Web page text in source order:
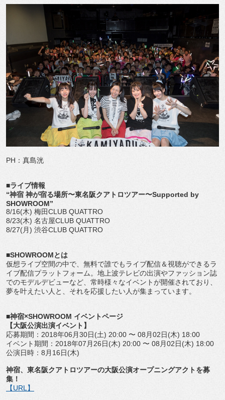
PH：真島洸
■ライブ情報
“神宿 神が宿る場所〜東名阪クアトロツアー〜Supported by
SHOWROOM”
8/16(木) 梅田CLUB QUATTRO
8/23(木) 名古屋CLUB QUATTRO
8/27(月) 渋谷CLUB QUATTRO
■SHOWROOMとは
仮想ライブ空間の中で、無料で誰でもライブ配信＆視聴ができるラ
イブ配信プラットフォーム。地上波テレビの出演やファッション誌
でのモデルデビューなど、常時様々なイベントが開催されており、
夢を叶えたい人と、それを応援したい人が集まっています。
■神宿×SHOWROOM イベントページ
【大阪公演出演イベント】
応募期間：2018年06月30日(土) 20:00 〜 08月02日(木) 18:00
イベント期間：2018年07月26日(木) 20:00 〜 08月02日(木) 18:00
公演日時：8月16日(木)
神宿、東名阪クアトロツアーの大阪公演オープニングアクトを募
集！
【URL】